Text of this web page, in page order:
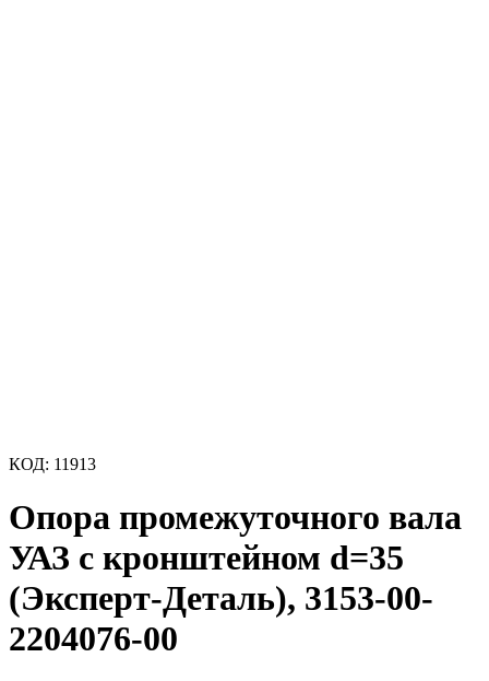
КОД: 11913
Опора промежуточного вала
УАЗ с кронштейном d=35
(Эксперт-Деталь), 3153-00-
2204076-00